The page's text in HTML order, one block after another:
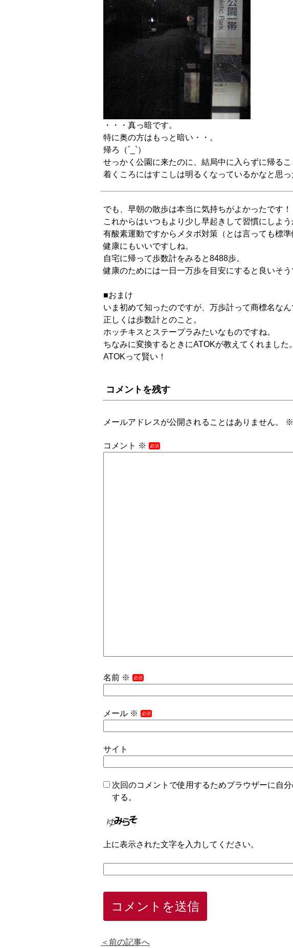
・・・真っ暗です。
特に奥の方はもっと暗い・・。
帰ろ（´_`）
せっかく公園に来たのに、結局中に入らずに帰るこ
着くころにはすこしは明るくなっているかなと思っ
でも、早朝の散歩は本当に気持ちがよかったです！
これからはいつもより少し早起きして習慣にしよう
有酸素運動ですからメタボ対策（とは言っても標
健康にもいいですしね。
自宅に帰って歩数計をみると8488歩。
健康のためには一日一万歩を目安にすると良いそ
■おまけ
いま初めて知ったのですが、万歩計って商標名なん
正しくは歩数計とのこと。
ホッチキスとステープラみたいなものですね。
ちなみに変換するときにATOKが教えてくれました。
ATOKって賢い！
コメントを残す
メールアドレスが公開されることはありません。 ※
コメント ※
名前 ※
メール ※
サイト
次回のコメントで使用するためブラウザーに自
する。
上に表示された文字を入力してください。
＜前の記事へ